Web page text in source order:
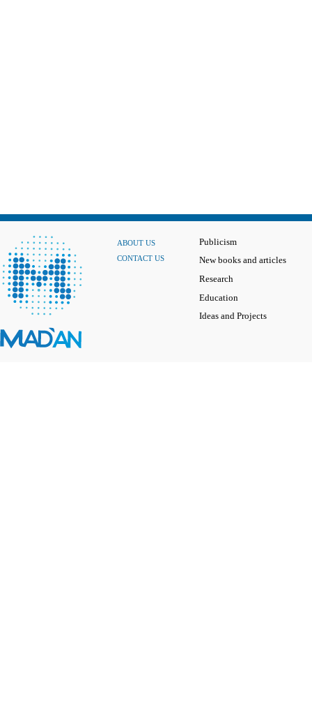
ABOUT US
CONTACT US
Publicism
New books and articles
Research
Education
Ideas and Projects